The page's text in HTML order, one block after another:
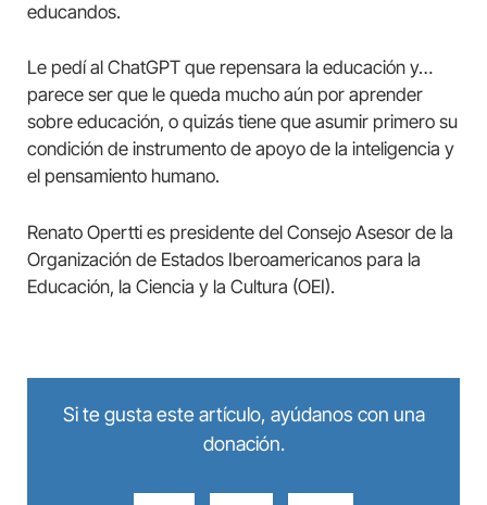
educandos.
Le pedí al ChatGPT que repensara la educación y…
parece ser que le queda mucho aún por aprender
sobre educación, o quizás tiene que asumir primero su
condición de instrumento de apoyo de la inteligencia y
el pensamiento humano.
Renato Opertti es presidente del Consejo Asesor de la
Organización de Estados Iberoamericanos para la
Educación, la Ciencia y la Cultura (OEI).
Si te gusta este artículo, ayúdanos con una
donación.